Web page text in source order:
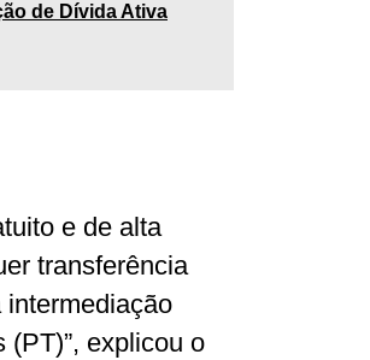
de Dívida Ativa
e de alta
transferência
explicou o